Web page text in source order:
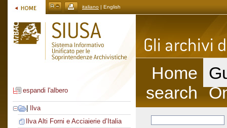
italiano | English
espandi l'albero
Ilva
Ilva Alti Forni e Acciaierie d’Italia
Home
search